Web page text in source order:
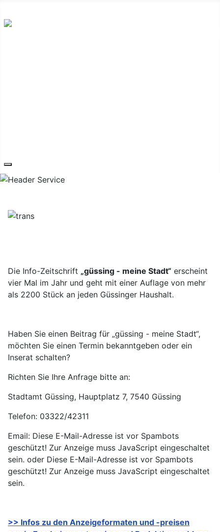
Die Info-Zeitschrift „güssing - meine Stadt“ erscheint
vier Mal im Jahr und geht mit einer Auflage von mehr
als 2200 Stück an jeden Güssinger Haushalt.
Haben Sie einen Beitrag für „güssing - meine Stadt“,
möchten Sie einen Termin bekanntgeben oder ein
Inserat schalten?
Richten Sie Ihre Anfrage bitte an:
Stadtamt Güssing, Hauptplatz 7, 7540 Güssing
Telefon: 03322/42311
Email: Diese E-Mail-Adresse ist vor Spambots
geschützt! Zur Anzeige muss JavaScript eingeschaltet
sein. oder Diese E-Mail-Adresse ist vor Spambots
geschützt! Zur Anzeige muss JavaScript eingeschaltet
sein.
>> Infos zu den Anzeigeformaten und -preisen